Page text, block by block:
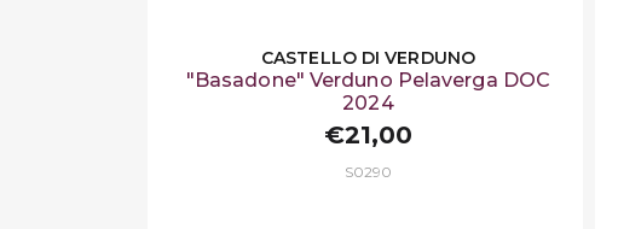
CASTELLO DI VERDUNO
"Basadone" Verduno Pelaverga DOC
2024
€21,00
S0290